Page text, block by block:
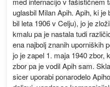
uglasbil Milan Apih. Apih, ki
bil leta 1906 v Celju), jo je
kmalu pa je nastala tudi
ena najbolj znanih uporniških
jo je zapel 1. maja 1940 zbor,
zbor pa je vodil Apih sam.
sicer uporabi ponarodelo